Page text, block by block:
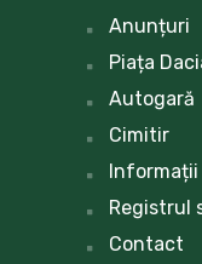
Anunțuri
Piața
Autogară
Cimitir
Informații
Registrul
Contact